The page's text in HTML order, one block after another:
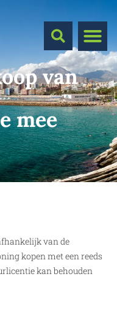
van
mee
van de
kopen met een reeds
kan behouden